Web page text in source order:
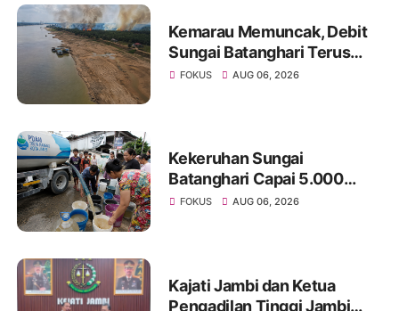
Kemarau Memuncak, Debit
Sungai Batanghari Terus
Menyusut, Jambi Hadapi
FOKUS AUG 06, 2026
Kekeruhan Sungai
Batanghari Capai 5.000
NTU, Distribusi Air PDAM
FOKUS AUG 06, 2026
Kajati Jambi dan Ketua
Pengadilan Tinggi Jambi